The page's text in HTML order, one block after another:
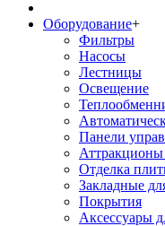
Оборудование+
Фильтры
Насосы
Лестницы
Освещение
Панели
Аттракционы
Отделка
Закладные
Покрытия
Аксессуары